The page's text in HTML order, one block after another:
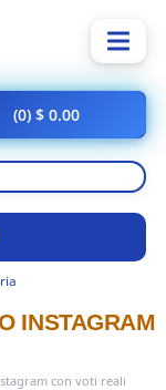
(0) $ 0.00
INSTAGRAM
con voti reali